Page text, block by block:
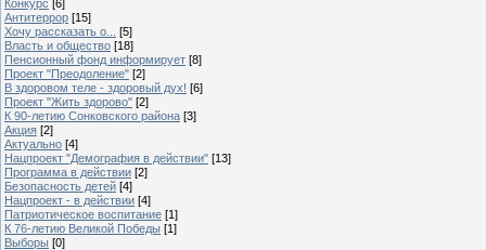
Конкурс [6]
Антитеррор [15]
Хочу рассказать о...
[5]
Власть и общество [18]
Пенсионный фонд информирует [8]
Проект "Преодоление" [2]
В здоровом теле - здоровый дух! [6]
Проект "Жить здорово" [2]
К 90-летию Сонковского района [3]
Акция [2]
Актуально [4]
Нацпроект "Демография в действии" [13]
Программа в действии [2]
Безопасность детей [4]
Нацпроект - в действии [4]
Патриотическое воспитание [1]
К 76-летию Великой Победы [1]
Выборы [0]